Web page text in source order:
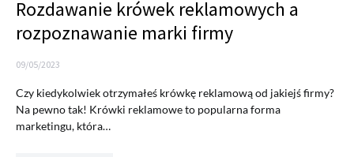
Rozdawanie krówek reklamowych a
rozpoznawanie marki firmy
09/05/2023
Czy kiedykolwiek otrzymałeś krówkę reklamową od jakiejś firmy?
Na pewno tak! Krówki reklamowe to popularna forma
marketingu, która…